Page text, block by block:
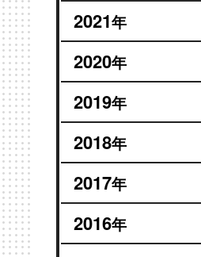
2021年
2020年
2019年
2018年
2017年
2016年